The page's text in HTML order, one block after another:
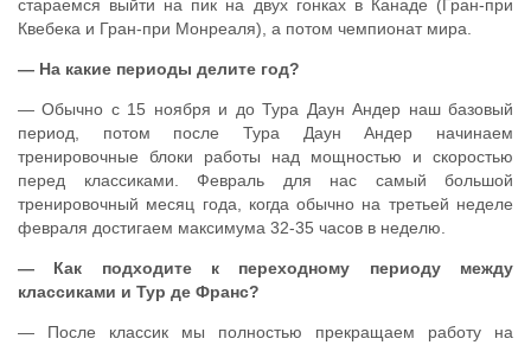
стараемся выйти на пик на двух гонках в Канаде (Гран-при
Квебека и Гран-при Монреаля), а потом чемпионат мира.
— На какие периоды делите год?
— Обычно с 15 ноября и до Тура Даун Андер наш базовый
период, потом после Тура Даун Андер начинаем
тренировочные блоки работы над мощностью и скоростью
перед классиками. Февраль для нас самый большой
тренировочный месяц года, когда обычно на третьей неделе
февраля достигаем максимума 32-35 часов в неделю.
— Как подходите к переходному периоду между
классиками и Тур де Франс?
— После классик мы полностью прекращаем работу на